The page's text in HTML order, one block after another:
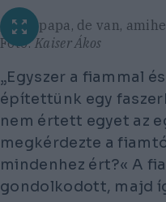
„Igen, papa, de van,
Fotó:Kaiser Ákos
„Egyszer a fiammal
építettünk egy
nem értett egyet az
megkérdezte a
mindenhez ért?« A
gondolkodott, majd